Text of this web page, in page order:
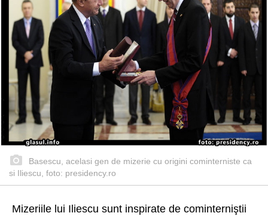
Basescu, acelasi gen de mizerie cu origini cominterniste ca
si Iliescu, foto: presidency.ro
Mizeriile lui Iliescu sunt inspirate de cominterniştii